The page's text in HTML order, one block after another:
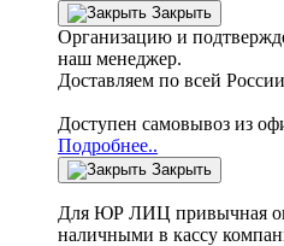
Закрыть
Организацию и
наш менеджер.
Доставляем по всей
Доступен самовывоз из
Подробнее..
Закрыть
Для ЮР ЛИЦ привычная
наличными в кассу